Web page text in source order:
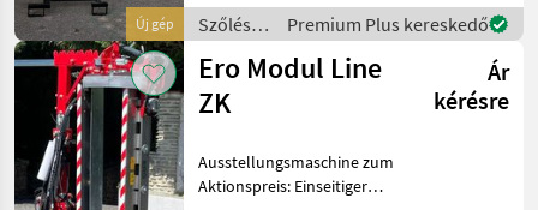
Lombvago
Ero
Modul
Line
KATEGÓRIA
KIVÁLASZTÁSA
Új gép
Manuelle Seitenverschi
Szőlészeti
gépek /
Ero
Premium Plus kereskedő
Ero Modul Line
ZK
Ár
kérésre
Ausstellungsmaschine zum
Aktionspreis: Einseitiger